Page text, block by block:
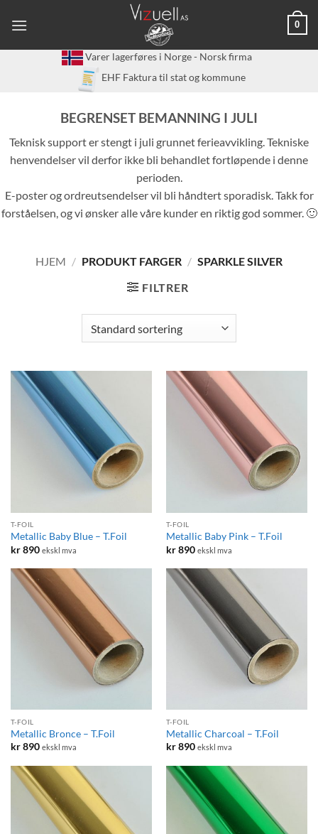
0
Varer lagerføres i Norge - Norsk firma
EHF Faktura til stat og kommune
BEGRENSET BEMANNING I JULI
Teknisk support er stengt i juli grunnet ferieavvikling. Tekniske
henvendelser vil derfor ikke bli behandlet fortløpende i denne
perioden.
E-poster og ordreutsendelser vil bli håndtert sporadisk. Takk for
forståelsen, og vi ønsker alle våre kunder en riktig god sommer. 🙂
HJEM / PRODUKT FARGER / SPARKLE SILVER
FILTRER
T-FOIL
Metallic Baby Blue – T.Foil
kr890 ekskl mva
T-FOIL
Metallic Baby Pink – T.Foil
kr890 ekskl mva
T-FOIL
Metallic Bronce – T.Foil
kr890 ekskl mva
T-FOIL
Metallic Charcoal – T.Foil
kr890 ekskl mva